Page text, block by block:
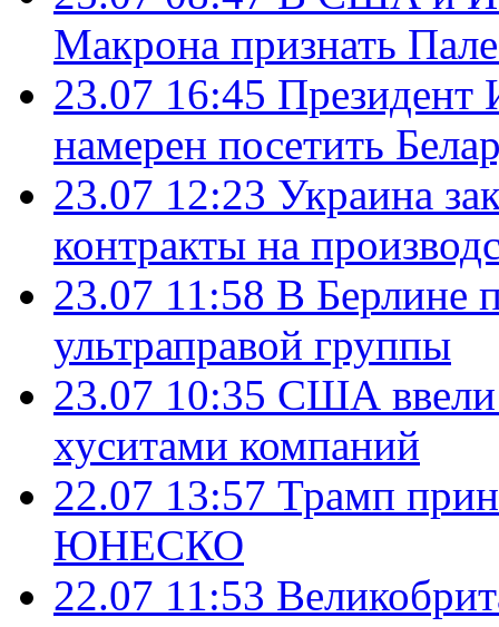
Макрона признать
23.07 16:45 Президент
намерен посетить
23.07 12:23 Украина
контракты на
23.07 11:58 В Берлине
ультраправой группы
23.07 10:35 США ввели
хуситами компаний
22.07 13:57 Трамп
ЮНЕСКО
22.07 11:53